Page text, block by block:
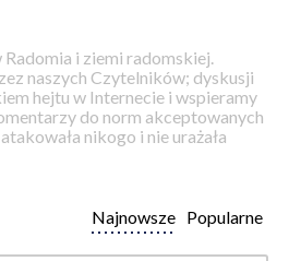
i ziemi radomskiej.
naszych Czytelników; dyskusji
hejtu w Internecie i wspieramy
do norm akceptowanych
nikogo i nie urażała
Popularne
Najnowsze